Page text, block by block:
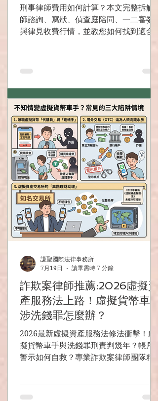
刑事律師費用如何計算？本文完整拆解律
師諮詢、寫狀、偵查庭陪同、一二審委任
與律見收費行情，並教您如何找到適合的
詐欺案律師推薦:2026虛擬資
產服務法上路！虛擬貨幣車手
涉洗錢罪怎麼辦？
2026最新虛擬資產服務法修法衝擊！虛
擬貨幣車手與洗錢罪刑責判幾年？帳戶變
警示如何自救？專業詐欺案律師團隊精準
謙聖國際法律事務所
7月19日
讀畢需時 7 分鐘